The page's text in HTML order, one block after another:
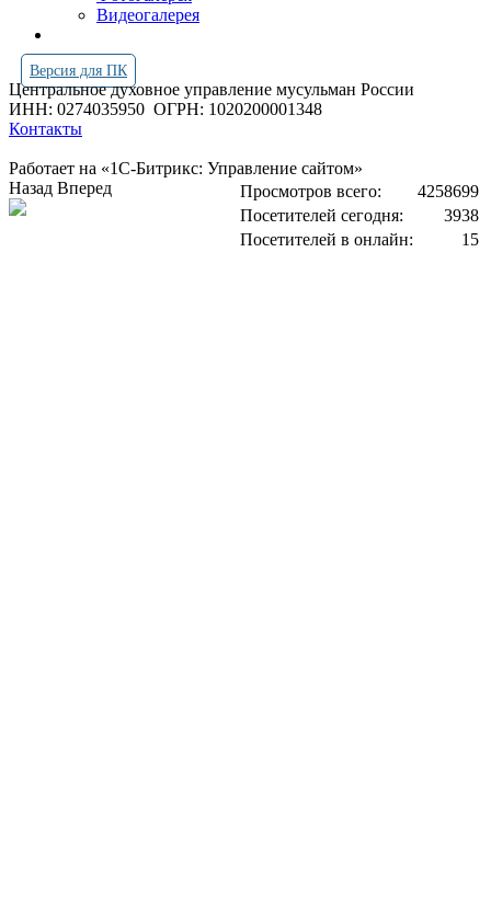
Видеогалерея
Версия для ПК
Центральное духовное управление мусульман России
ИНН: 0274035950 ОГРН: 1020200001348
Контакты
Работает на «1С-Битрикс: Управление сайтом»
Просмотров всего:
4258699
Посетителей сегодня:
3938
Посетителей в онлайн:
15
Назад Вперед